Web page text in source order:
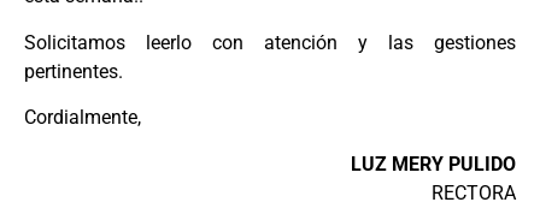
Solicitamos leerlo con atención y las gestiones
pertinentes.
Cordialmente,
LUZ MERY PULIDO
RECTORA